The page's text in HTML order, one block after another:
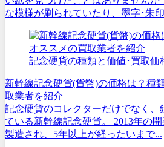
な模様が刷られていたり、墨字･朱
記念硬貨の種類と価値･買取価
新幹線記念硬貨(貨幣)の価格は？種
取業者を紹介
記念硬貨のコレクターだけでなく、
ている新幹線記念硬貨。 2013年の
製造され、5年以上が経ったいまで...